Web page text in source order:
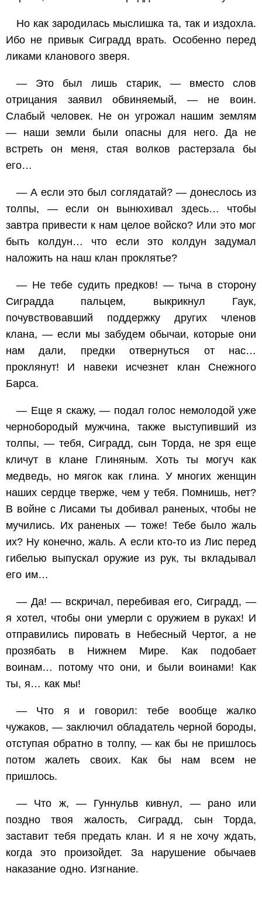
Но как зародилась мыслишка та, так и издохла.
Ибо не привык Сиградд врать. Особенно перед
ликами кланового зверя.
— Это был лишь старик, — вместо слов
отрицания заявил обвиняемый, — не воин.
Слабый человек. Не он угрожал нашим землям
— наши земли были опасны для него. Да не
встреть он меня, стая волков растерзала бы
его…
— А если это был соглядатай? — донеслось из
толпы, — если он вынюхивал здесь… чтобы
завтра привести к нам целое войско? Или это мог
быть колдун… что если это колдун задумал
наложить на наш клан проклятье?
— Не тебе судить предков! — тыча в сторону
Сиградда пальцем, выкрикнул Гаук,
почувствовавший поддержку других членов
клана, — если мы забудем обычаи, которые они
нам дали, предки отвернуться от нас…
проклянут! И навеки исчезнет клан Снежного
Барса.
— Еще я скажу, — подал голос немолодой уже
чернобородый мужчина, также выступивший из
толпы, — тебя, Сиградд, сын Торда, не зря еще
кличут в клане Глиняным. Хоть ты могуч как
медведь, но мягок как глина. У многих женщин
наших сердце тверже, чем у тебя. Помнишь, нет?
В войне с Лисами ты добивал раненых, чтобы не
мучились. Их раненых — тоже! Тебе было жаль
их? Ну конечно, жаль. А если кто-то из Лис перед
гибелью выпускал оружие из рук, ты вкладывал
его им…
— Да! — вскричал, перебивая его, Сиградд, —
я хотел, чтобы они умерли с оружием в руках! И
отправились пировать в Небесный Чертог, а не
прозябать в Нижнем Мире. Как подобает
воинам… потому что они, и были воинами! Как
ты, я… как мы!
— Что я и говорил: тебе вообще жалко
чужаков, — заключил обладатель черной бороды,
отступая обратно в толпу, — как бы не пришлось
потом жалеть своих. Как бы нам всем не
пришлось.
— Что ж, — Гуннульв кивнул, — рано или
поздно твоя жалость, Сиградд, сын Торда,
заставит тебя предать клан. И я не хочу ждать,
когда это произойдет. За нарушение обычаев
наказание одно. Изгнание.